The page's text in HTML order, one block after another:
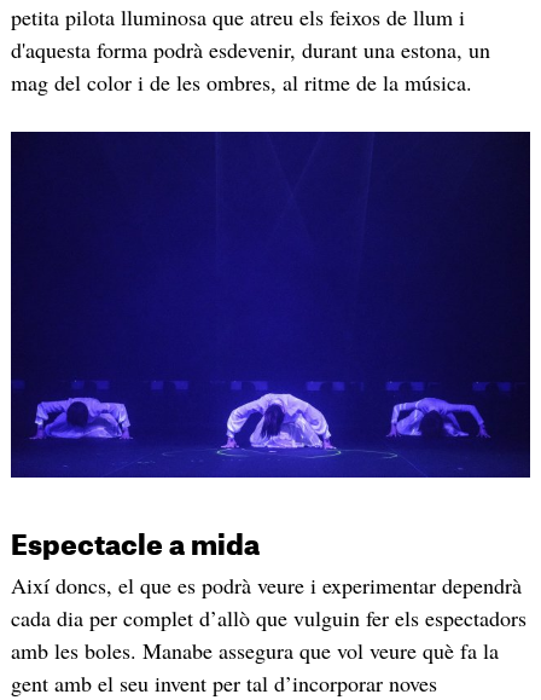
petita pilota lluminosa que atreu els feixos de llum i
d'aquesta forma podrà esdevenir, durant una estona, un
mag del color i de les ombres, al ritme de la música.
Espectacle a mida
Així doncs, el que es podrà veure i experimentar dependrà
cada dia per complet d’allò que vulguin fer els espectadors
amb les boles. Manabe assegura que vol veure què fa la
gent amb el seu invent per tal d’incorporar noves